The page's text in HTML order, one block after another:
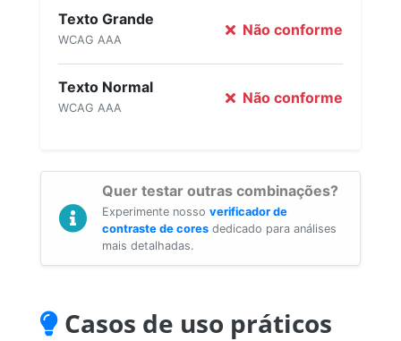
Texto Grande
WCAG AAA
Não conforme
Texto Normal
WCAG AAA
Não conforme
Quer testar outras combinações?
Experimente nosso verificador de
contraste de cores dedicado para análises
mais detalhadas.
Casos de uso práticos